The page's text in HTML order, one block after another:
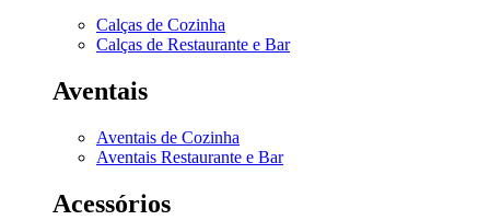
Calças de Cozinha
Calças de Restaurante e Bar
Aventais
Aventais de Cozinha
Aventais Restaurante e Bar
Acessórios